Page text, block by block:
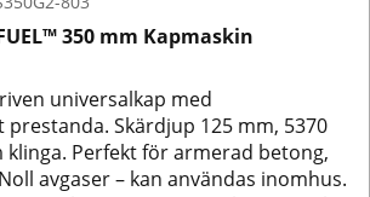
350 mm Kapmaskin
universalkap med
Skärdjup 125 mm, 5370
klinga. Perfekt för armerad betong,
avgaser – kan användas inomhus.